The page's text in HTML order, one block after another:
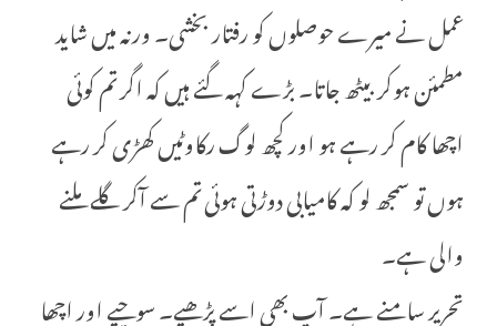
عمل نے میرے حوصلوں کو رفتار بخشی۔ ورنہ میں شاید
مطمئن ہوکر بیٹھ جاتا۔ بڑے کہہ گئے ہیں کہ اگر تم کوئی
اچھا کام کر رہے ہو اور کچھ لوگ رکاوٹیں کھڑی کر رہے
ہوں تو سمجھ لو کہ کامیابی دوڑتی ہوئی تم سے آکر گلے ملنے
والی ہے۔
تحریر سامنے ہے۔ آپ بھی اسے پڑھیے۔ سوچیے اور اچھا